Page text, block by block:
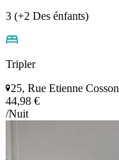
3 (+2 Des énfants)
Tripler
25, Rue Etienne
44,98 €
/Nuit